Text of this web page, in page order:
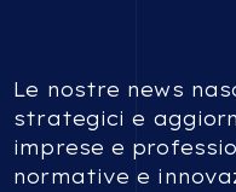
Le nostre news
strategici e
imprese e
normative e